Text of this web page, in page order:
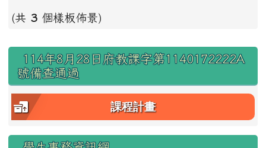
(共 3 個樣板佈景)
右邊區域內容
114年8月28日府教課字第1140172222A
號備查通過
課程計畫